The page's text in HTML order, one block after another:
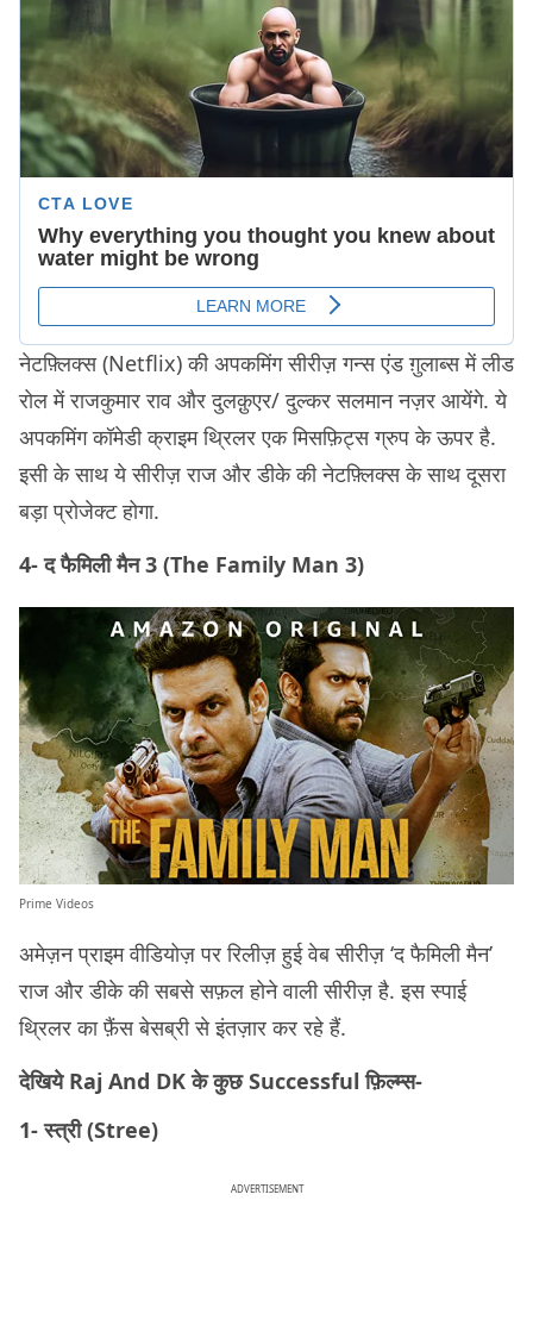
नेटफ़्लिक्स (Netflix) की अपकमिंग सीरीज़ गन्स एंड ग़ुलाब्स में लीड
रोल में राजकुमार राव और दुलक़ुएर/ दुल्कर सलमान नज़र आयेंगे. ये
अपकमिंग कॉमेडी क्राइम थ्रिलर एक मिसफ़िट्स ग्रुप के ऊपर है.
इसी के साथ ये सीरीज़ राज और डीके की नेटफ़्लिक्स के साथ दूसरा
बड़ा प्रोजेक्ट होगा.
4- द फैमिली मैन 3 (The Family Man 3)
Prime Videos
अमेज़न प्राइम वीडियोज़ पर रिलीज़ हुई वेब सीरीज़ ‘द फैमिली मैन’
राज और डीके की सबसे सफ़ल होने वाली सीरीज़ है. इस स्पाई
थ्रिलर का फ़ैंस बेसब्री से इंतज़ार कर रहे हैं.
देखिये Raj And DK के कुछ Successful फ़िल्म्स-
1- स्त्री (Stree)
ADVERTISEMENT